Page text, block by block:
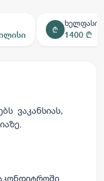
₾
ხელფასი
1400 ₾
ვაკანსიას,